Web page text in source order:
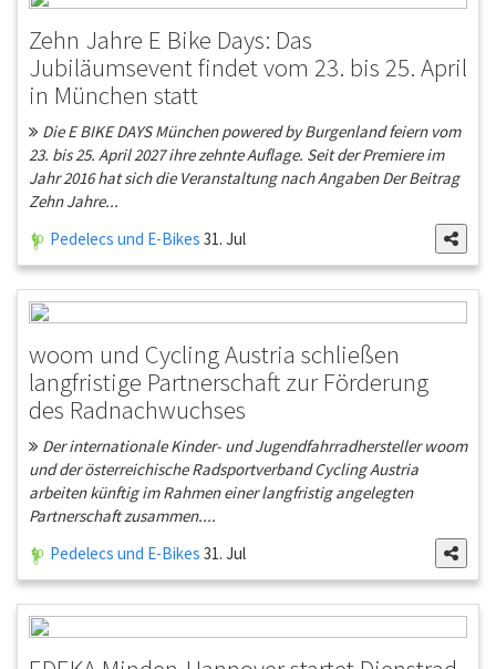
Zehn Jahre E Bike Days: Das
Jubiläumsevent findet vom 23. bis 25. April
in München statt
Die E BIKE DAYS München powered by Burgenland feiern vom
23. bis 25. April 2027 ihre zehnte Auflage. Seit der Premiere im
Jahr 2016 hat sich die Veranstaltung nach Angaben Der Beitrag
Zehn Jahre...
Pedelecs und E-Bikes 31. Jul
woom und Cycling Austria schließen
langfristige Partnerschaft zur Förderung
des Radnachwuchses
Der internationale Kinder- und Jugendfahrradhersteller woom
und der österreichische Radsportverband Cycling Austria
arbeiten künftig im Rahmen einer langfristig angelegten
Partnerschaft zusammen....
Pedelecs und E-Bikes 31. Jul